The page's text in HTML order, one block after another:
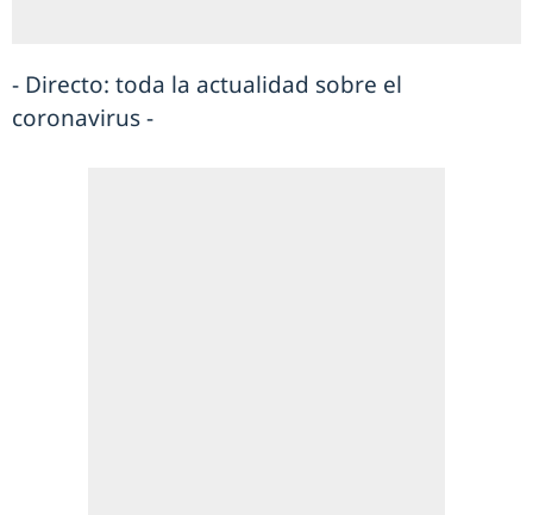
- Directo: toda la actualidad sobre el
coronavirus -